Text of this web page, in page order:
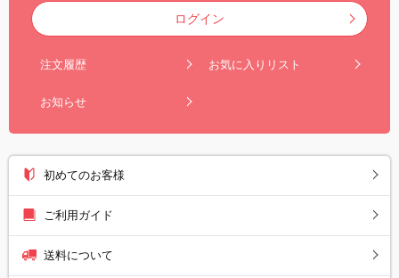
ログイン
注文履歴 お気に入りリスト
お知らせ
初めてのお客様
ご利用ガイド
送料について